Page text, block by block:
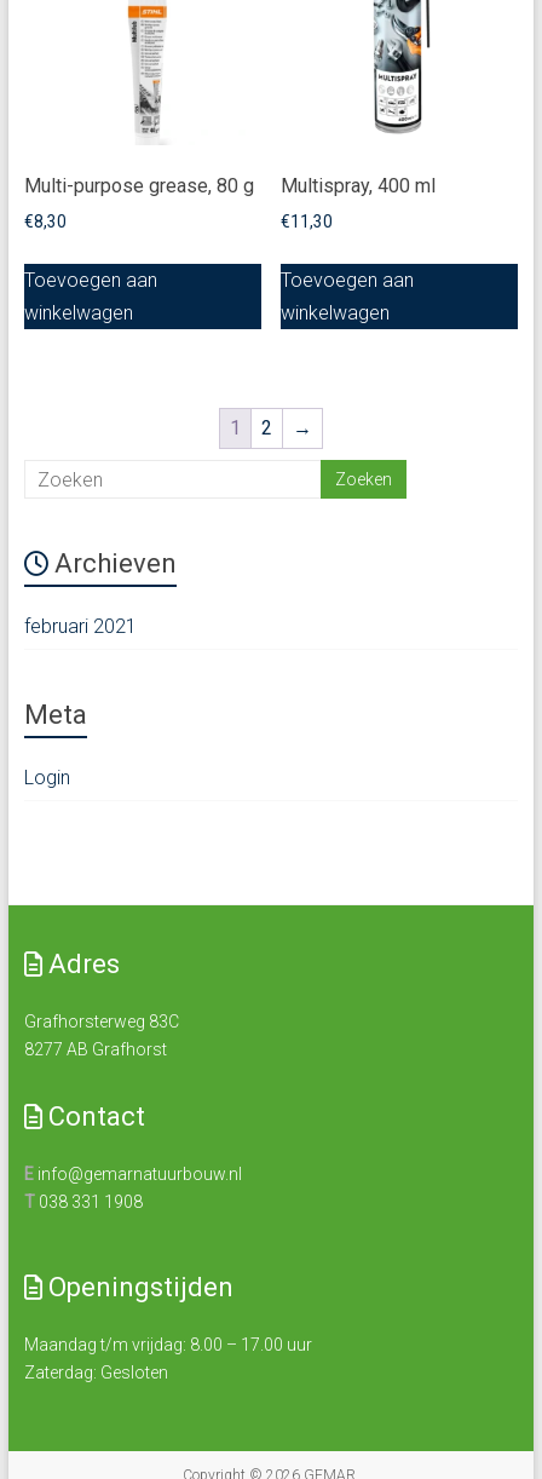
Multi-purpose grease, 80 g
€8,30
Toevoegen aan
winkelwagen
Multispray, 400 ml
€11,30
Toevoegen aan
winkelwagen
1 2 →
Archieven
februari 2021
Meta
Login
Adres
Grafhorsterweg 83C
8277 AB Grafhorst
Contact
E info@gemarnatuurbouw.nl
T 038 331 1908
Openingstijden
Maandag t/m vrijdag: 8.00 – 17.00 uur
Zaterdag: Gesloten
Copyright © 2026 GEMAR